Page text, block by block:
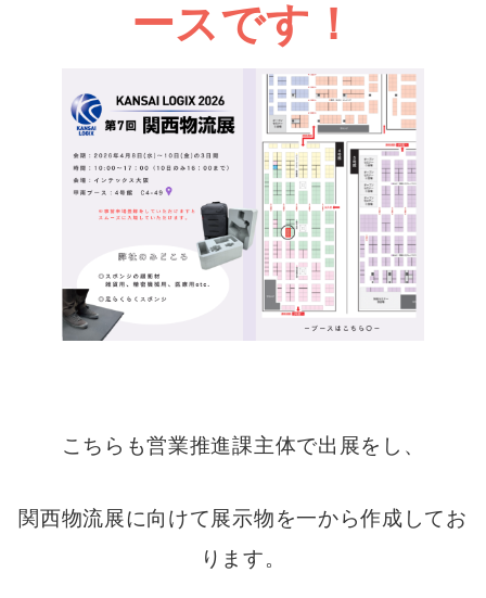
ースです！
こちらも営業推進課主体で出展をし、
関西物流展に向けて展示物を一から作成してお
ります。